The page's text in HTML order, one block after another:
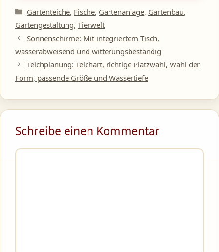
Kategorien
Gartenteiche, Fische, Gartenanlage, Gartenbau,
Gartengestaltung, Tierwelt
Sonnenschirme: Mit integriertem Tisch,
wasserabweisend und witterungsbeständig
Teichplanung: Teichart, richtige Platzwahl, Wahl der
Form, passende Größe und Wassertiefe
Schreibe einen Kommentar
Kommentar